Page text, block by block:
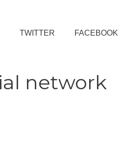
TWITTER FACEBOOK
network